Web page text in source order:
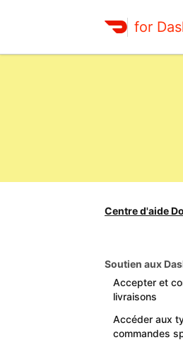
for
Centre d'aide
Soutien aux
Accepter et
livraisons
Accéder aux
commandes